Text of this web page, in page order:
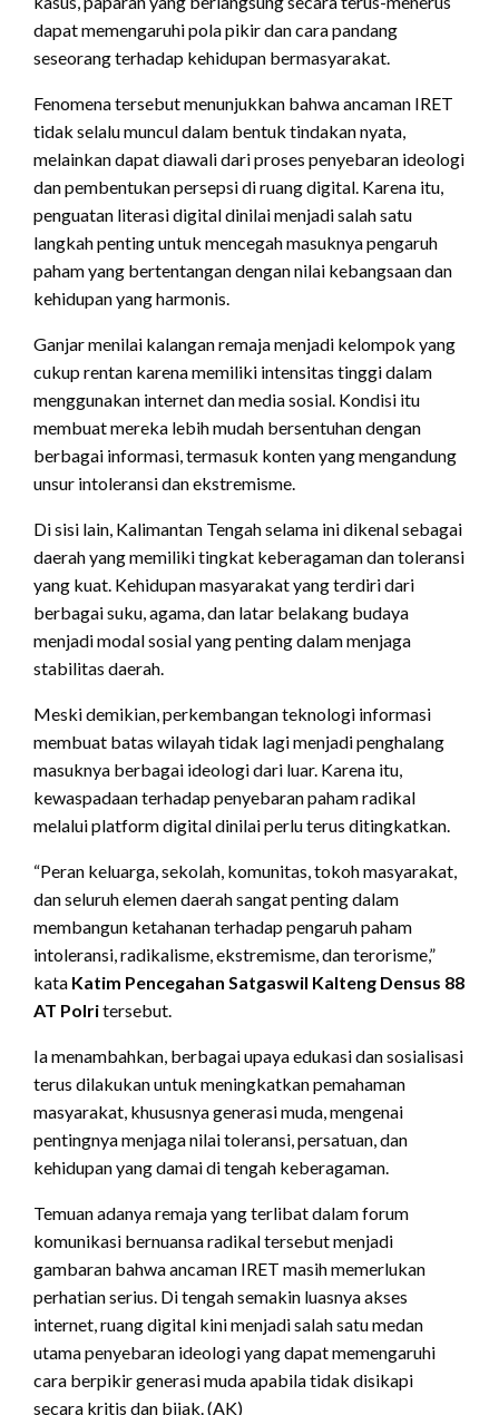
dapat memengaruhi pola pikir dan cara pandang
seseorang terhadap kehidupan bermasyarakat.
Fenomena tersebut menunjukkan bahwa ancaman IRET
tidak selalu muncul dalam bentuk tindakan nyata,
melainkan dapat diawali dari proses penyebaran ideologi
dan pembentukan persepsi di ruang digital. Karena itu,
penguatan literasi digital dinilai menjadi salah satu
langkah penting untuk mencegah masuknya pengaruh
paham yang bertentangan dengan nilai kebangsaan dan
kehidupan yang harmonis.
Ganjar menilai kalangan remaja menjadi kelompok yang
cukup rentan karena memiliki intensitas tinggi dalam
menggunakan internet dan media sosial. Kondisi itu
membuat mereka lebih mudah bersentuhan dengan
berbagai informasi, termasuk konten yang mengandung
unsur intoleransi dan ekstremisme.
Di sisi lain, Kalimantan Tengah selama ini dikenal sebagai
daerah yang memiliki tingkat keberagaman dan toleransi
yang kuat. Kehidupan masyarakat yang terdiri dari
berbagai suku, agama, dan latar belakang budaya
menjadi modal sosial yang penting dalam menjaga
stabilitas daerah.
Meski demikian, perkembangan teknologi informasi
membuat batas wilayah tidak lagi menjadi penghalang
masuknya berbagai ideologi dari luar. Karena itu,
kewaspadaan terhadap penyebaran paham radikal
melalui platform digital dinilai perlu terus ditingkatkan.
“Peran keluarga, sekolah, komunitas, tokoh masyarakat,
dan seluruh elemen daerah sangat penting dalam
membangun ketahanan terhadap pengaruh paham
intoleransi, radikalisme, ekstremisme, dan terorisme,”
kata Katim Pencegahan Satgaswil Kalteng Densus 88
AT Polritersebut.
Ia menambahkan, berbagai upaya edukasi dan sosialisasi
terus dilakukan untuk meningkatkan pemahaman
masyarakat, khususnya generasi muda, mengenai
pentingnya menjaga nilai toleransi, persatuan, dan
kehidupan yang damai di tengah keberagaman.
Temuan adanya remaja yang terlibat dalam forum
komunikasi bernuansa radikal tersebut menjadi
gambaran bahwa ancaman IRET masih memerlukan
perhatian serius. Di tengah semakin luasnya akses
internet, ruang digital kini menjadi salah satu medan
utama penyebaran ideologi yang dapat memengaruhi
cara berpikir generasi muda apabila tidak disikapi
secara kritis dan bijak. (AK)